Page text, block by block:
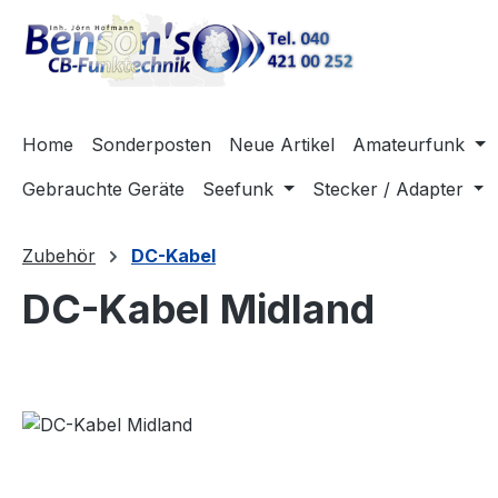
Hauptinhalt springen
Zur Suche springen
Zur Hauptnavigation springen
Home Sonderposten Neue Artikel Amateurfunk
Gebrauchte Geräte
Seefunk Stecker / Adapter
Zubehör DC-Kabel
DC-Kabel Midland
Bildergalerie überspringen